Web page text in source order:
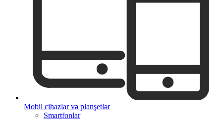
Mobil cihazlar və planşetlər
Smartfonlar